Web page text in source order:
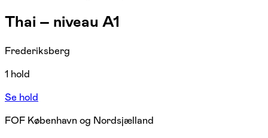
Thai – niveau A1
Frederiksberg
1 hold
Se hold
FOF København og Nordsjælland